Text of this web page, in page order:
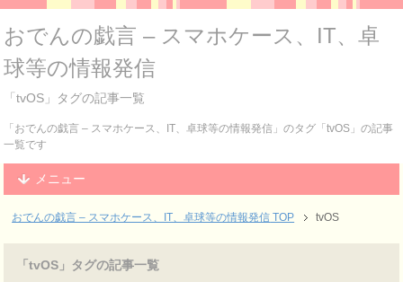
おでんの戯言 – スマホケース、IT、卓
球等の情報発信
「tvOS」タグの記事一覧
「おでんの戯言 – スマホケース、IT、卓球等の情報発信」のタグ「tvOS」の記事
一覧です
メニュー
おでんの戯言 – スマホケース、IT、卓球等の情報発信 TOP tvOS
「tvOS」タグの記事一覧